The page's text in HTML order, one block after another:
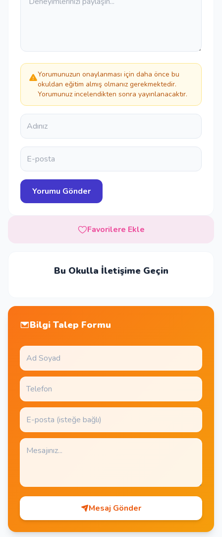
Yorumunuzun onaylanması için daha önce bu
okuldan eğitim almış olmanız gerekmektedir.
Yorumunuz incelendikten sonra yayınlanacaktır.
Favorilere Ekle
Bu Okulla İletişime Geçin
Bilgi Talep Formu
Mesaj Gönder